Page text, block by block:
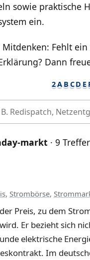
sowie praktische
ein.
Mitdenken: Fehlt
Dann
2A B CD E
markt · 9 Treffer
, Strombörse,
Preis, zu dem
Er bezieht sich
elektrische
Im